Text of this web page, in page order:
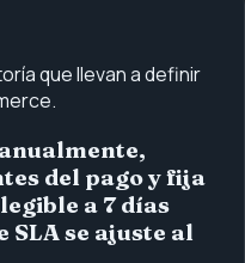
que llevan a definir
del pago y fija
a 7 días
SLA se ajuste al